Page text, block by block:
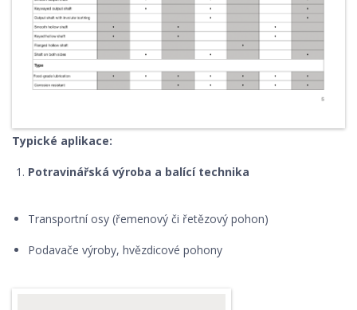
Typické aplikace:
Potravinářská výroba a balící technika
Transportní osy (řemenový či řetězový pohon)
Podavače výroby, hvězdicové pohony